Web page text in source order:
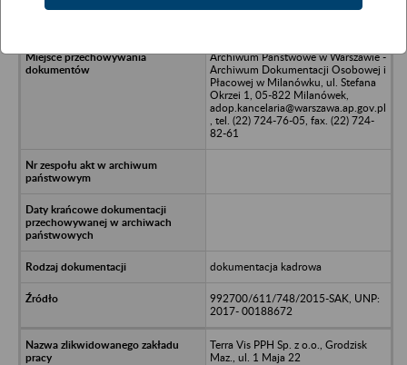
TELMATIK Sp. z o.o. w likwidacji,
Archiwum Państwowe w Warszawie -
Archiwum Dokumentacji Osobowej i
Płacowej w Milanówku, ul. Stefana
Okrzei 1, 05-822 Milanówek,
adop.kancelaria@warszawa.ap.gov.pl
, tel. (22) 724-76-05, fax. (22) 724-
82-61
dokumentacja kadrowa
992700/611/748/2015-SAK, UNP:
2017- 00188672
Terra Vis PPH Sp. z o.o., Grodzisk
Maz., ul. 1 Maja 22